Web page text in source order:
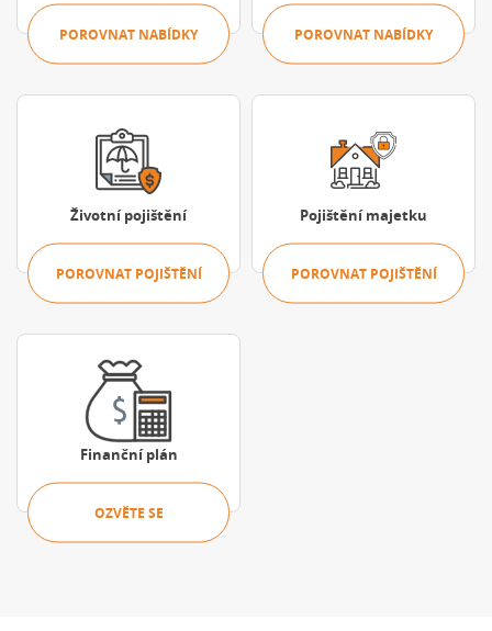
POROVNAT NABÍDKY POROVNAT NABÍDKY
Životní pojištění
POROVNAT POJIŠTĚNÍ
Porovnat pojištění
Pojištění majetku
POROVNAT POJIŠTĚNÍ
Porovnat
Finanční plán
OZVĚTE SE